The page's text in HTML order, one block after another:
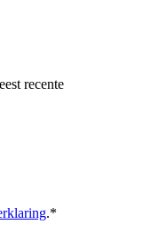
recente
.*